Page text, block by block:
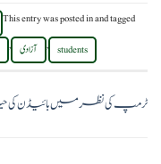
This entry was posted inand tagged
students
, آزادی ,
ٹرمپ کی نظر میں بائیڈن کی